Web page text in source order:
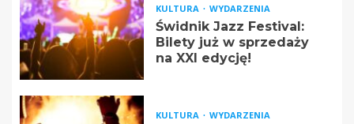
KULTURA WYDARZENIA
Świdnik Jazz Festival:
Bilety już w sprzedaży
na XXI edycję!
KULTURA WYDARZENIA